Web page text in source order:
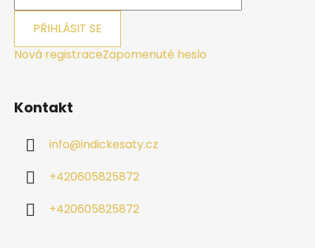
PŘIHLÁSIT SE
Nová registraceZapomenuté heslo
Kontakt
info@indickesaty.cz
+420605825872
+420605825872